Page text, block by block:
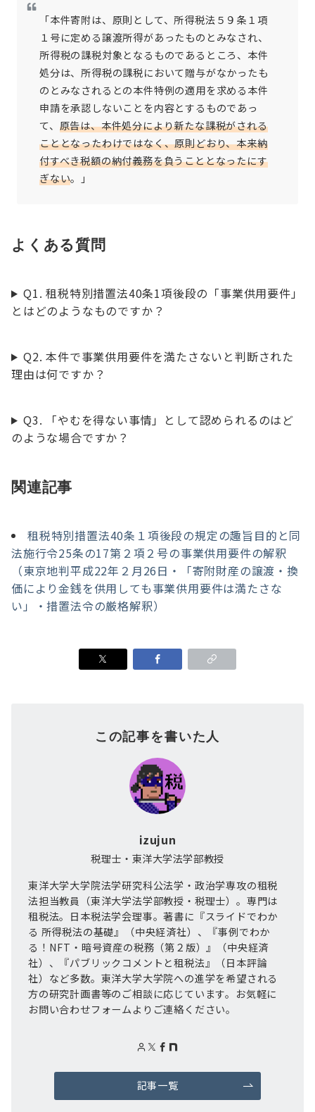
「本件寄附は、原則として、所得税法５９条１項
１号に定める譲渡所得があったものとみなされ、
所得税の課税対象となるものであるところ、本件
処分は、所得税の課税において贈与がなかったも
のとみなされるとの本件特例の適用を求める本件
申請を承認しないことを内容とするものであっ
て、 原告は、本件処分により新たな課税がされる
こととなったわけではなく、原則どおり、本来納
付すべき税額の納付義務を負うこととなったにす
ぎない。」
よくある質問
Q1. 租税特別措置法40条1項後段の「事業供用要件」
とはどのようなものですか？
Q2. 本件で事業供用要件を満たさないと判断された
理由は何ですか？
Q3. 「やむを得ない事情」として認められるのはど
のような場合ですか？
関連記事
租税特別措置法40条１項後段の規定の趣旨目的と同
法施行令25条の17第２項２号の事業供用要件の解釈
（東京地判平成22年２月26日・「寄附財産の譲渡・換
価により金銭を供用しても事業供用要件は満たさな
い」・措置法令の厳格解釈）
この記事を書いた人
izujun
税理士・東洋大学法学部教授
東洋大学大学院法学研究科公法学・政治学専攻の租税
法担当教員（東洋大学法学部教授・税理士）。専門は
租税法。日本税法学会理事。著書に『スライドでわか
る 所得税法の基礎』（中央経済社）、『事例でわか
る！NFT・暗号資産の税務（第２版）』（中央経済
社）、『パブリックコメントと租税法』（日本評論
社）など多数。東洋大学大学院への進学を希望される
方の研究計画書等のご相談に応じています。お気軽に
お問い合わせフォームよりご連絡ください。
記事一覧